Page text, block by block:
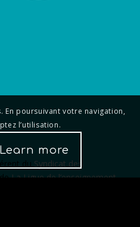
du Syndicat des
La Ligue de l’enseignement
En poursuivant votre navigation,
l’utilisation.
Learn more